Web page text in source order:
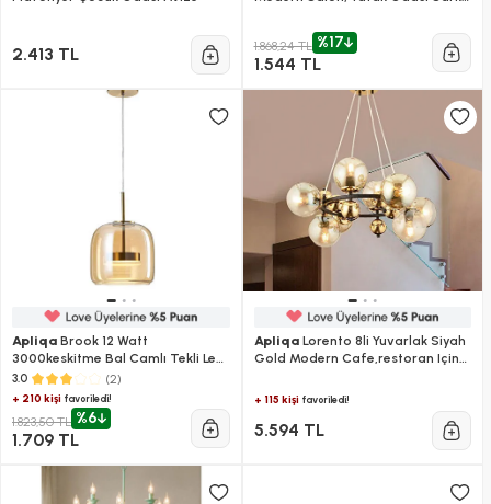
2.413 TL 1.868,24 TL %17
1.544 TL
Apliqa Brook 12 Watt
3000keskitme Bal Camlı Tekli Led
Sarkıt Avize
3.0 (2)
+ 210 kişi favoriledi!
1.823,50 TL %6
1.709 TL
ApliqaLorento 8li Yuvarlak Siyah
Gold Modern Cafe,restoran Için
+ 115 kişifavoriledi!
5.594 TL